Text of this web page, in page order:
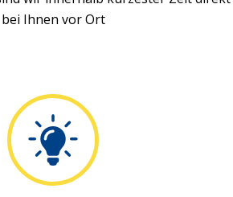
bei Ihnen vor Ort